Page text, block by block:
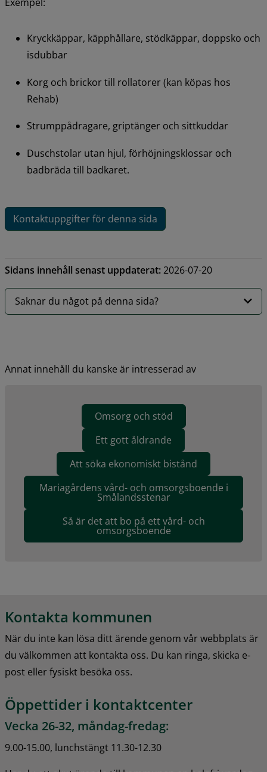
Kryckkäppar, käpphållare, stödkäppar, doppsko och
isdubbar
Korg och brickor till rollatorer (kan köpas hos
Rehab)
Strumppådragare, griptänger och sittkuddar
Duschstolar utan hjul, förhöjningsklossar och
badbräda till badkaret.
Kontaktuppgifter för denna sida
Sidans innehåll senast uppdaterat:2026-07-20
Saknar du något på denna sida?
Annat innehåll du kanske är intresserad av
Omsorg och stöd
Ett gott åldrande
Att söka ekonomiskt bistånd
Mariagårdens vård- och omsorgsboende i
Smålandsstenar
Så är det att bo på ett vård- och
omsorgsboende
Kontakta kommunen
När du inte kan lösa ditt ärende genom vår webbplats är
du välkommen att kontakta oss. Du kan ringa, skicka e-
post eller fysiskt besöka oss.
Öppettider i kontaktcenter
Vecka 26-32, måndag-fredag:
9.00-15.00, lunchstängt 11.30-12.30